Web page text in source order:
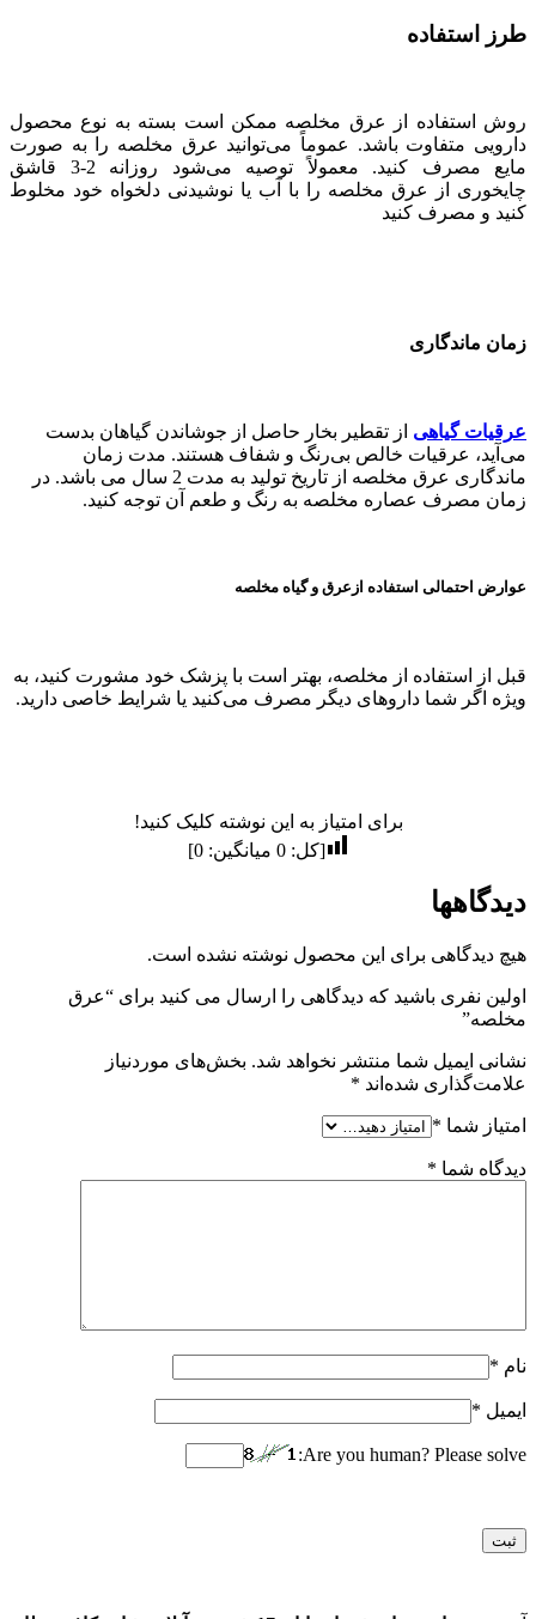
طرز استفاده
روش استفاده از عرق مخلصه ممکن است بسته به نوع محصول
دارویی متفاوت باشد. عموماً می‌توانید عرق مخلصه را به صورت
مایع مصرف کنید. معمولاً توصیه می‌شود روزانه 2-3 قاشق
چایخوری از عرق مخلصه را با آب یا نوشیدنی دلخواه خود مخلوط
کنید و مصرف کنید
زمان ماندگاری
عرقیات گیاهی از تقطیر بخار حاصل از جوشاندن گیاهان بدست
می‌آید، عرقیات خالص بی‌رنگ و شفاف هستند. مدت زمان
ماندگاری عرق مخلصه از تاریخ تولید به مدت 2 سال می باشد. در
زمان مصرف عصاره مخلصه به رنگ و طعم آن توجه کنید.
عوارض احتمالی استفاده ازعرق و گیاه مخلصه
قبل از استفاده از مخلصه، بهتر است با پزشک خود مشورت کنید، به
ویژه اگر شما داروهای دیگر مصرف می‌کنید یا شرایط خاصی دارید.
برای امتیاز به این نوشته کلیک کنید!
[کل:0 میانگین:0
]
دیدگاهها
هیچ دیدگاهی برای این محصول نوشته نشده است.
اولین نفری باشید که دیدگاهی را ارسال می کنید برای “عرق
مخلصه”
نشانی ایمیل شما منتشر نخواهد شد. بخش‌های موردنیاز
علامت‌گذاری شده‌اند *
امتیاز شما *
دیدگاه شما *
نام *
ایمیل *
Are you human? Please solve: